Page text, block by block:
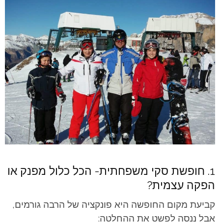
1. חופשת סקי משפחתית- הכל כלול מפנק או
הפקה עצמית?
קביעת מקום החופשה היא פונקציה של הרבה גורמים,
אבל ננסה לפשט את ההחלטה: